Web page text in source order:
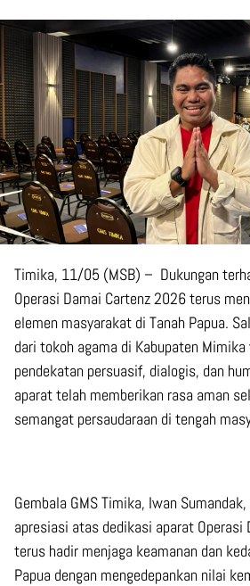
Timika, 11/05 (MSB) – Dukungan
Operasi Damai Cartenz 2026 terus
elemen masyarakat di Tanah Papua.
dari tokoh agama di Kabupaten
pendekatan persuasif, dialogis, dan
aparat telah memberikan rasa aman
semangat persaudaraan di tengah
Gembala GMS Timika, Iwan
apresiasi atas dedikasi aparat Operasi
terus hadir menjaga keamanan dan
Papua dengan mengedepankan nilai